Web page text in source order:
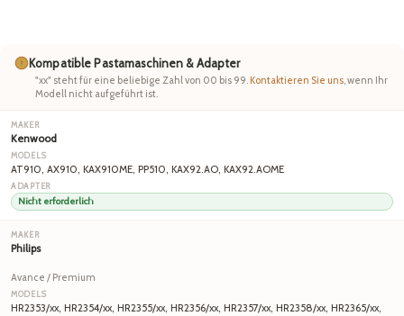
Kompatible Pastamaschinen & Adapter
"xx" steht für eine beliebige Zahl von 00 bis 99. Kontaktieren Sie uns , wenn Ihr
Modell nicht aufgeführt ist.
Kenwood
AT910, AX910, KAX910ME, PP510, KAX92.AO, KAX92.AOME
Nicht erforderlich
Philips
Avance / Premium
HR2353/xx, HR2354/xx, HR2355/xx, HR2356/xx, HR2357/xx, HR2358/xx, HR2365/xx,